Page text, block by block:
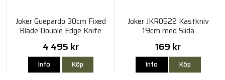
Joker Guepardo 30cm Fixed
Blade Double Edge Knife
with Aluminium Pole
4 495 kr
Info Köp
Joker JKR0522 Kastkniv
19cm med Slida
169 kr
Info Köp